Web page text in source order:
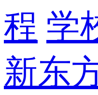
程 学
新东